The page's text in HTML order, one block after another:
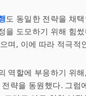
도 동일한 전략을 채
을 도모하기 위해 힘
며, 이에 따라 적극
역할에 부응하기 위
략을 동원했다. 그